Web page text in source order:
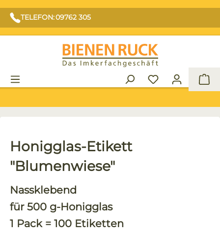
TELEFON: 09762 305
Honigglas-Etikett
"Blumenwiese"
Nassklebend
für 500 g-Honigglas
1 Pack = 100 Etiketten